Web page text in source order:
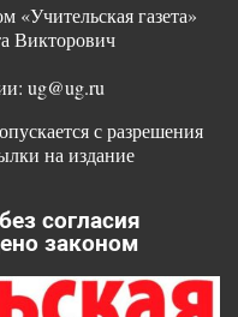
«Учительская газета»
Викторович
ug@ug.ru
с разрешения
на издание
согласия
законом